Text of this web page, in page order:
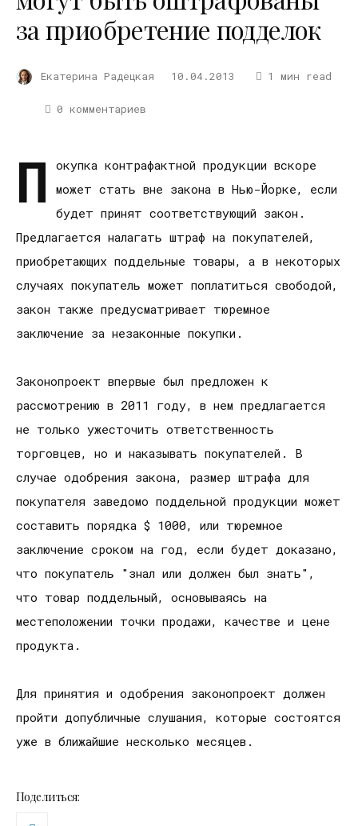
за приобретение подделок
Екатерина Радецкая 10.04.2013 1 мин read
0 комментариев
П
окупка контрафактной продукции вскоре
может стать вне закона в Нью-Йорке, если
будет принят соответствующий закон.
Предлагается налагать штраф на покупателей,
приобретающих поддельные товары, а в некоторых
случаях покупатель может поплатиться свободой,
закон также предусматривает тюремное
заключение за незаконные покупки.
Законопроект впервые был предложен к
рассмотрению в 2011 году, в нем предлагается
не только ужесточить ответственность
торговцев, но и наказывать покупателей. В
случае одобрения закона, размер штрафа для
покупателя заведомо поддельной продукции может
составить порядка $ 1000, или тюремное
заключение сроком на год, если будет доказано,
что покупатель "знал или должен был знать",
что товар поддельный, основываясь на
местеположении точки продажи, качестве и цене
продукта.
Для принятия и одобрения законопроект должен
пройти допубличные слушания, которые состоятся
уже в ближайшие несколько месяцев.
Поделиться: